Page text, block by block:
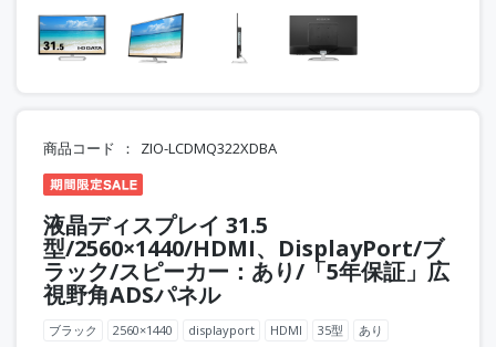
商品コード ZIO-LCDMQ322XDBA
液晶ディスプレイ 31.5
型/2560×1440/HDMI、DisplayPort/ブ
ラック/スピーカー：あり/「5年保証」広
視野角ADSパネル
ブラック 2560×1440 displayport HDMI 35型 あり